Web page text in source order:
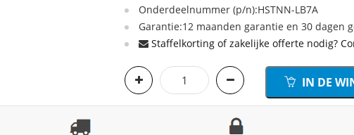
Onderdeelnummer (p/n):HSTNN-LB7A
Garantie:12 maanden garantie en 30 dagen
Staffelkorting of zakelijke offerte nodig?
IN DE